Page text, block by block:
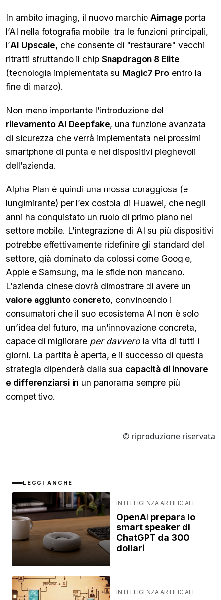
In ambito imaging, il nuovo marchio Aimage porta
l’AI nella fotografia mobile: tra le funzioni principali,
l’AI Upscale, che consente di "restaurare" vecchi
ritratti sfruttando il chip Snapdragon 8 Elite
(tecnologia implementata su Magic7 Pro entro la
fine di marzo).
Non meno importante l’introduzione del
rilevamento AI Deepfake, una funzione avanzata
di sicurezza che verrà implementata nei prossimi
smartphone di punta e nei dispositivi pieghevoli
dell’azienda.
Alpha Plan è quindi una mossa coraggiosa (e
lungimirante) per l’ex costola di Huawei, che negli
anni ha conquistato un ruolo di primo piano nel
settore mobile. L’integrazione di AI su più dispositivi
potrebbe effettivamente ridefinire gli standard del
settore, già dominato da colossi come Google,
Apple e Samsung, ma le sfide non mancano.
L’azienda cinese dovrà dimostrare di avere un
valore aggiunto concreto, convincendo i
consumatori che il suo ecosistema AI non è solo
un’idea del futuro, ma un'innovazione concreta,
capace di migliorare per davvero la vita di tutti i
giorni. La partita è aperta, e il successo di questa
strategia dipenderà dalla sua capacità di innovare
e differenziarsi in un panorama sempre più
competitivo.
© riproduzione riservata
LEGGI ANCHE
INTELLIGENZA ARTIFICIALE
OpenAI prepara lo
smart speaker di
ChatGPT da 300
dollari
INTELLIGENZA ARTIFICIALE